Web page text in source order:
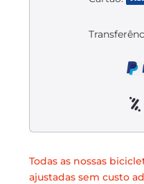
Mantenimiento
Todas as nossas
ajustadas sem custo